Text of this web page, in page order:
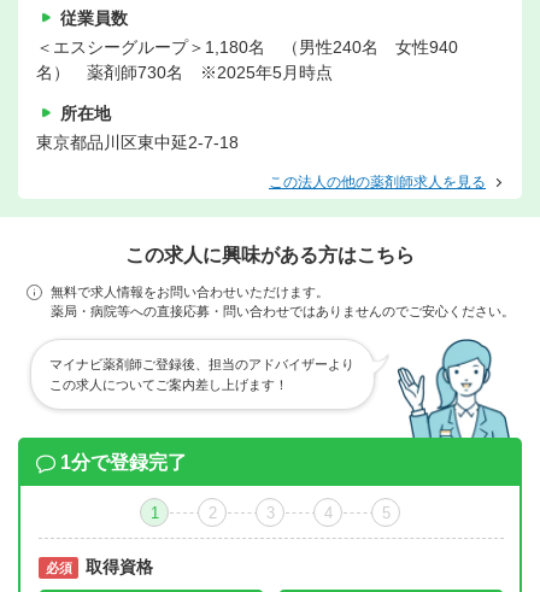
従業員数
＜エスシーグループ＞1,180名 （男性240名 女性940
名） 薬剤師730名 ※2025年5月時点
所在地
東京都品川区東中延2-7-18
この法人の他の薬剤師求人を見る
この求人に興味がある方はこちら
無料で求人情報をお問い合わせいただけます。
薬局・病院等への直接応募・問い合わせではありませんのでご安心ください。
マイナビ薬剤師ご登録後、担当のアドバイザーより
この求人についてご案内差し上げます！
1分で登録完了
1 2 3 4 5
必須 取得資格